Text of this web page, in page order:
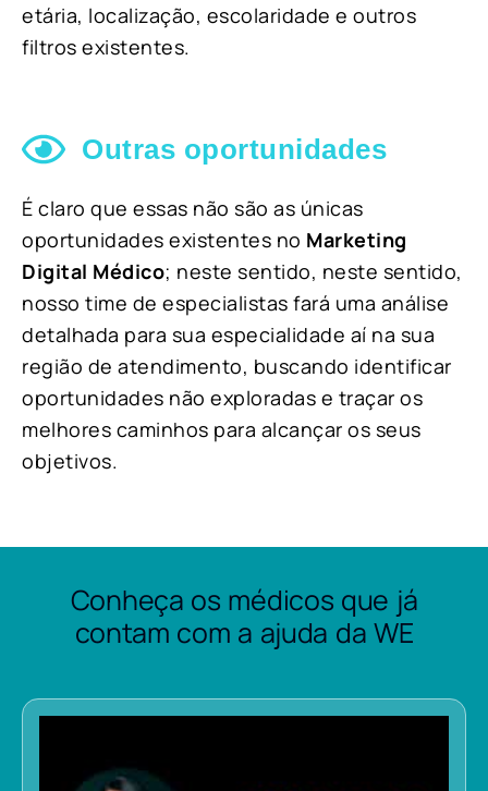
etária, localização, escolaridade e outros
filtros existentes.
Outras oportunidades
É claro que essas não são as únicas
oportunidades existentes no Marketing
Digital Médico; neste sentido, neste sentido,
nosso time de especialistas fará uma análise
detalhada para sua especialidade aí na sua
região de atendimento, buscando identificar
oportunidades não exploradas e traçar os
melhores caminhos para alcançar os seus
objetivos.
Conheça os médicos que já
contam com a ajuda da WE